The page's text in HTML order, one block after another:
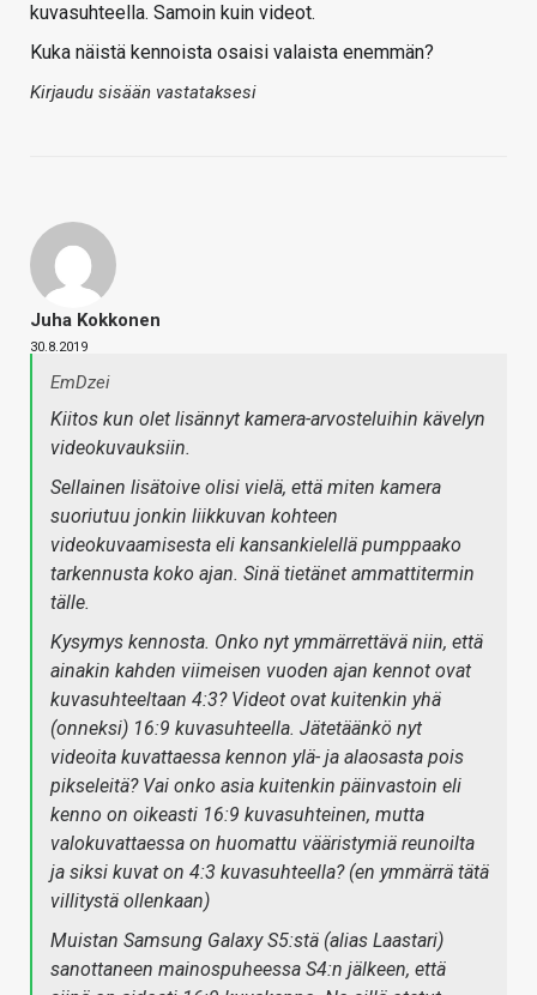
kuvasuhteella. Samoin kuin videot.
Kuka näistä kennoista osaisi valaista enemmän?
Kirjaudu sisään vastataksesi
Juha Kokkonen
30.8.2019
EmDzei
Kiitos kun olet lisännyt kamera-arvosteluihin kävelyn
videokuvauksiin.
Sellainen lisätoive olisi vielä, että miten kamera
suoriutuu jonkin liikkuvan kohteen
videokuvaamisesta eli kansankielellä pumppaako
tarkennusta koko ajan. Sinä tietänet ammattitermin
tälle.
Kysymys kennosta. Onko nyt ymmärrettävä niin, että
ainakin kahden viimeisen vuoden ajan kennot ovat
kuvasuhteeltaan 4:3? Videot ovat kuitenkin yhä
(onneksi) 16:9 kuvasuhteella. Jätetäänkö nyt
videoita kuvattaessa kennon ylä- ja alaosasta pois
pikseleitä? Vai onko asia kuitenkin päinvastoin eli
kenno on oikeasti 16:9 kuvasuhteinen, mutta
valokuvattaessa on huomattu vääristymiä reunoilta
ja siksi kuvat on 4:3 kuvasuhteella? (en ymmärrä tätä
villitystä ollenkaan)
Muistan Samsung Galaxy S5:stä (alias Laastari)
sanottaneen mainospuheessa S4:n jälkeen, että